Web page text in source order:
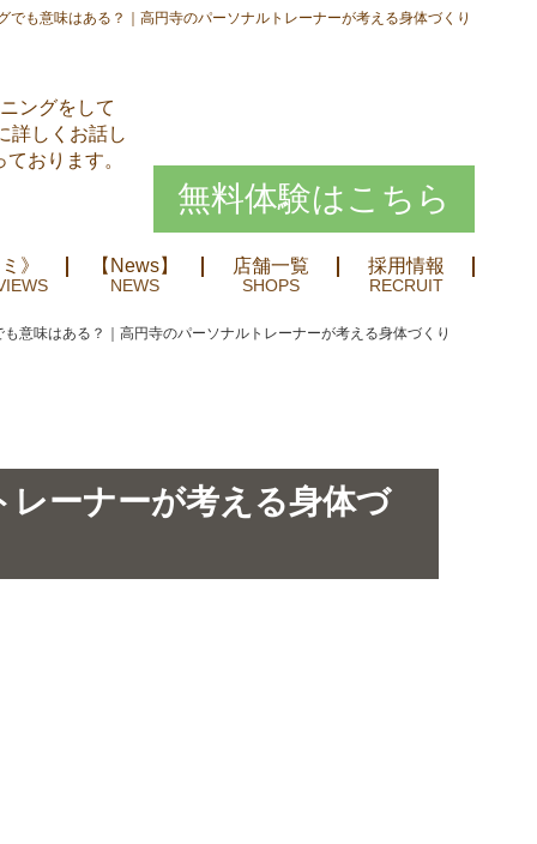
でも意味はある？｜高円寺のパーソナルトレーナーが考える身体づくり
ングをして
詳しくお話し
おります。
無料体験はこちら
》 【News】 店舗一覧 採用情報
意味はある？｜高円寺のパーソナルトレーナーが考える身体づくり
ーナーが考える身体づ